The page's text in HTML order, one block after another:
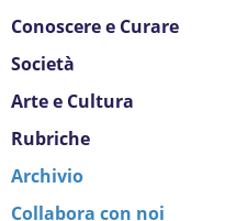
Conoscere e Curare
Società
Arte e Cultura
Rubriche
Archivio
Collabora con noi